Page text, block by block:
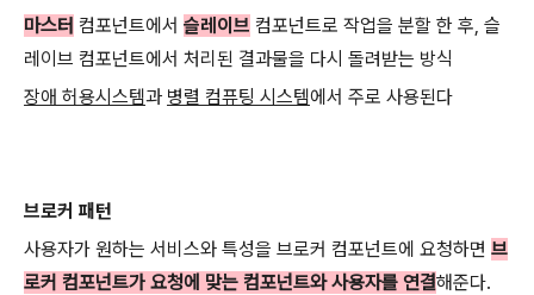
마스터 컴포넌트에서 슬레이브 컴포넌트로 작업을 분할 한 후, 슬
레이브 컴포넌트에서 처리된 결과물을 다시 돌려받는 방식
장애 허용시스템과 병렬 컴퓨팅 시스템에서 주로 사용된다
브로커 패턴
사용자가 원하는 서비스와 특성을 브로커 컴포넌트에 요청하면 브
로커 컴포넌트가 요청에 맞는 컴포넌트와 사용자를 연결해준다.